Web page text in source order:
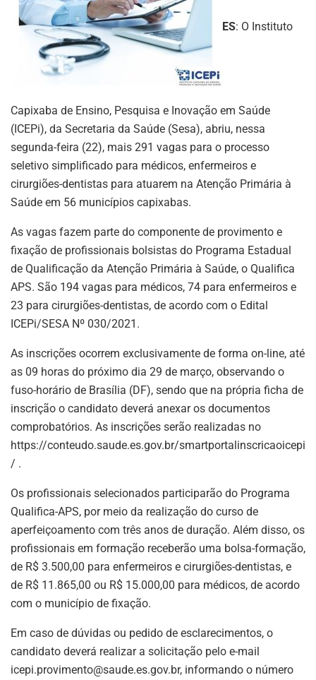
ES: O Instituto
Capixaba de Ensino, Pesquisa e Inovação em Saúde
(ICEPi), da Secretaria da Saúde (Sesa), abriu, nessa
segunda-feira (22), mais 291 vagas para o processo
seletivo simplificado para médicos, enfermeiros e
cirurgiões-dentistas para atuarem na Atenção Primária à
Saúde em 56 municípios capixabas.
As vagas fazem parte do componente de provimento e
fixação de profissionais bolsistas do Programa Estadual
de Qualificação da Atenção Primária à Saúde, o Qualifica
APS. São 194 vagas para médicos, 74 para enfermeiros e
23 para cirurgiões-dentistas, de acordo com o Edital
ICEPi/SESA Nº 030/2021.
As inscrições ocorrem exclusivamente de forma on-line, até
as 09 horas do próximo dia 29 de março, observando o
fuso-horário de Brasília (DF), sendo que na própria ficha de
inscrição o candidato deverá anexar os documentos
comprobatórios. As inscrições serão realizadas no
https://conteudo.saude.es.gov.br/smartportalinscricaoicepi
/ .
Os profissionais selecionados participarão do Programa
Qualifica-APS, por meio da realização do curso de
aperfeiçoamento com três anos de duração. Além disso, os
profissionais em formação receberão uma bolsa-formação,
de R$ 3.500,00 para enfermeiros e cirurgiões-dentistas, e
de R$ 11.865,00 ou R$ 15.000,00 para médicos, de acordo
com o município de fixação.
Em caso de dúvidas ou pedido de esclarecimentos, o
candidato deverá realizar a solicitação pelo e-mail
icepi.provimento@saude.es.gov.br, informando o número